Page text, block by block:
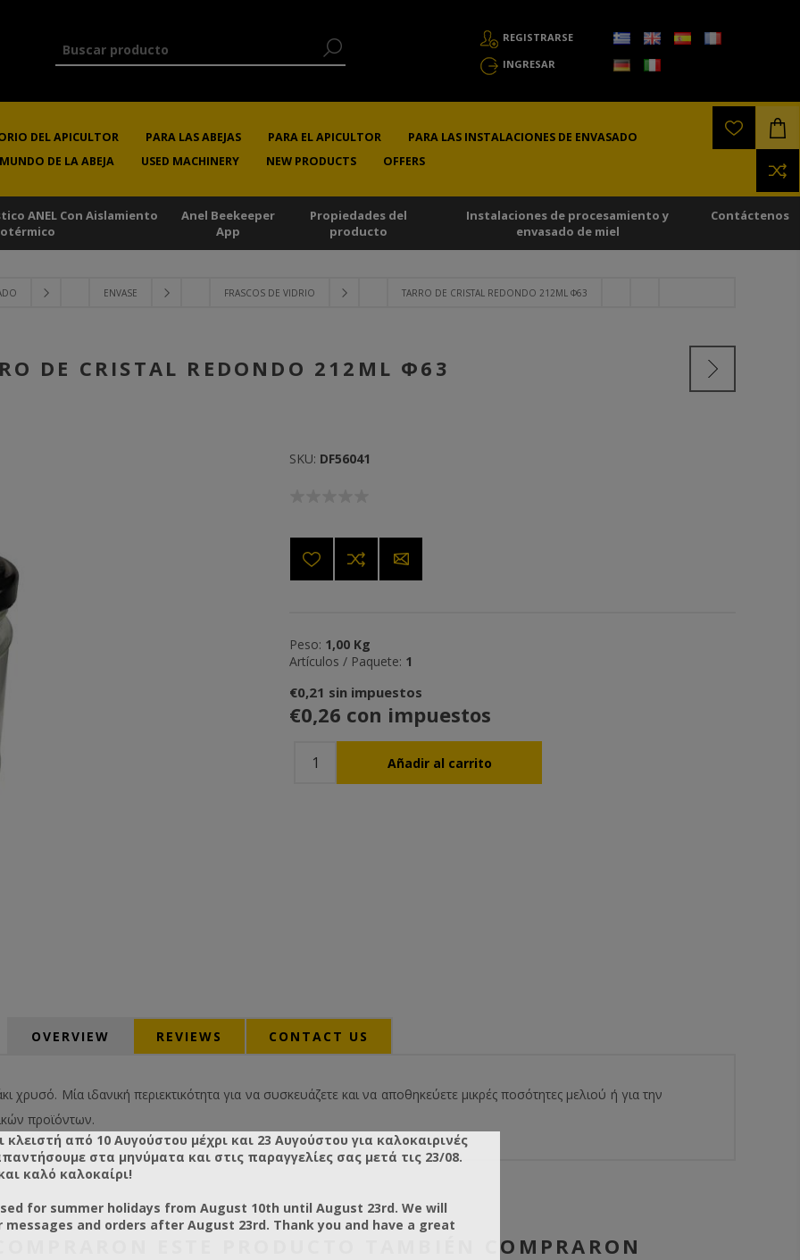
REGISTRARSE
INGRESAR
DEL APICULTOR PARA LAS ABEJAS PARA EL APICULTOR
PARA LAS INSTALACIONES DE ENVASADO
DE LA ABEJA
USED MACHINERY NEW PRODUCTS OFFERS
ANEL Con Aislamiento
Anel Beekeeper
App
Propiedades del
producto
Instalaciones de procesamiento y
envasado de miel
Contáctenos
ENVASE FRASCOS DE VIDRIO TARRO DE CRISTAL REDONDO 212ML Φ63
DE CRISTAL REDONDO 212ML Φ63
SKU: DF56041
Peso: 1,00 Kg
Artículos / Paquete: 1
€0,21 sin impuestos
€0,26 con impuestos
OVERVIEW REVIEWS CONTACT US
χρυσό. Μία ιδανική περιεκτικότητα για να συσκευάζετε και να αποθηκεύετε μικρές ποσότητες μελιού ή για την
προϊόντων.
ESTE PRODUCTO TAMBIÉN COMPRARON
κλειστή από 10 Αυγούστου μέχρι και 23 Αυγούστου για καλοκαιρινές
στα μηνύματα και στις παραγγελίες σας μετά τις 23/08.
καλό καλοκαίρι!
for summer holidays from August 10th until August 23rd. We will
messages and orders after August 23rd. Thank you and have a great